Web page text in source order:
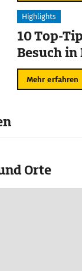
Highlights
10 Top-
Besuch in
Mehr erfahren
Orte